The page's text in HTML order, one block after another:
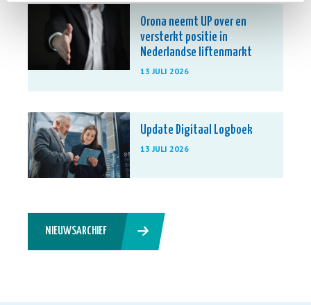
Orona neemt UP over en
versterkt positie in
Nederlandse liftenmarkt
13 JULI 2026
Update Digitaal Logboek
13 JULI 2026
NIEUWSARCHIEF